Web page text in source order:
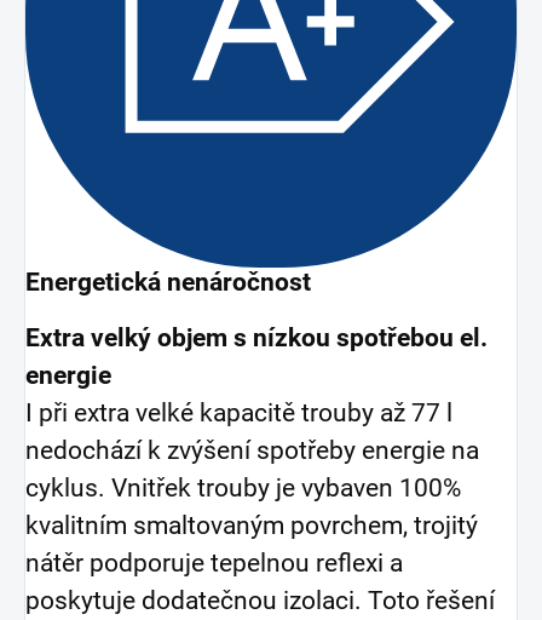
Energetická nenáročnost
Extra velký objem s nízkou spotřebou el.
energie
I při extra velké kapacitě trouby až 77 l
nedochází k zvýšení spotřeby energie na
cyklus. Vnitřek trouby je vybaven 100%
kvalitním smaltovaným povrchem, trojitý
nátěr podporuje tepelnou reflexi a
poskytuje dodatečnou izolaci. Toto řešení